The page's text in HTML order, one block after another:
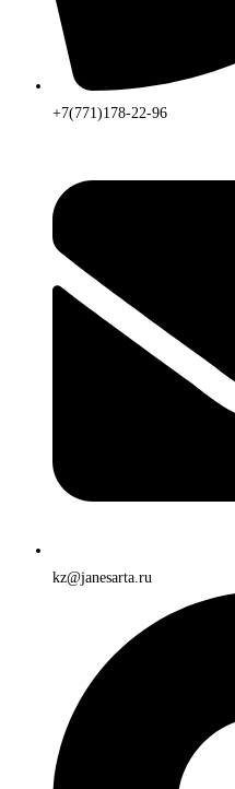
+7(771)178-22-96
kz@janesarta.ru